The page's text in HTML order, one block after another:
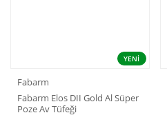
YENİ
Fabarm
Fabarm Elos DII Gold Al Süper
Poze Av Tüfeği